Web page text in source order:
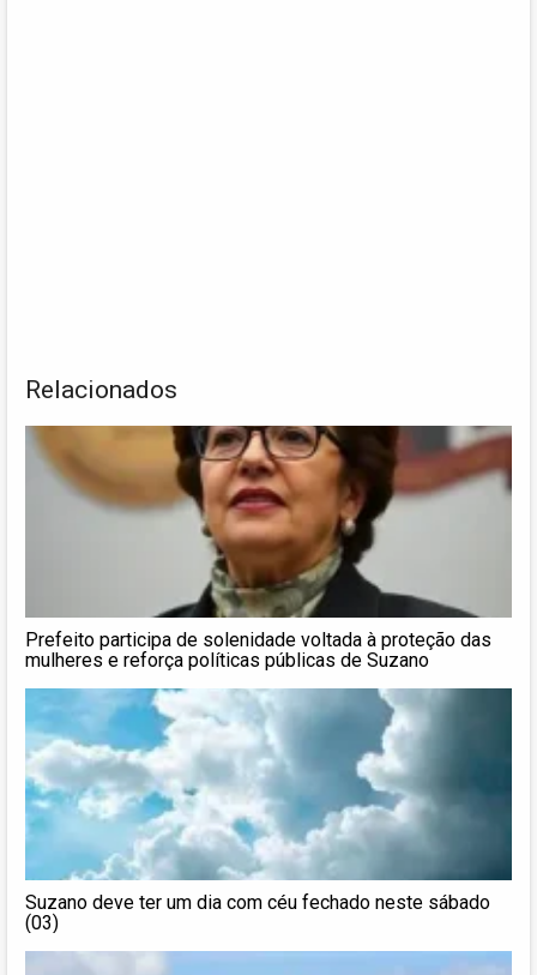
Relacionados
Prefeito participa de solenidade voltada à proteção das
mulheres e reforça políticas públicas de Suzano
Suzano deve ter um dia com céu fechado neste sábado
(03)